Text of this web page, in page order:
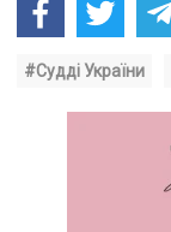
#Судді України